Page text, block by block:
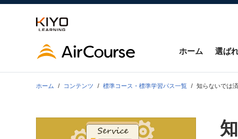
ホーム 選ば
ホーム コンテンツ 標準コース・標準学習パス一覧 知らないでは